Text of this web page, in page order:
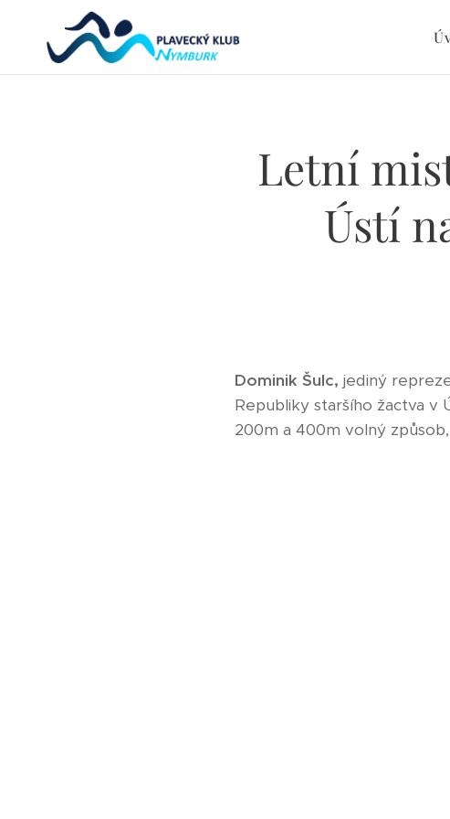
Letní
Ústí
Dominik Šulc, jediný
Republiky staršího žactva v
200m a 400m volný